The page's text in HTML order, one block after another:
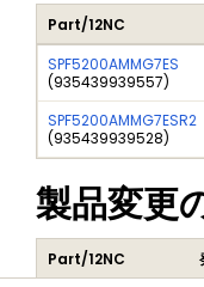
Part/12NC
SPF5200AMMG7ES
(935439939557)
SPF5200AMMG7ESR2
(935439939528)
製品変更
Part/12NC